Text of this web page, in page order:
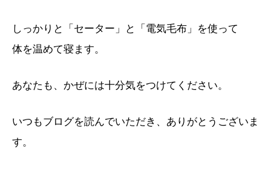
しっかりと「セーター」と「電気毛布」を使って
体を温めて寝ます。
あなたも、かぜには十分気をつけてください。
いつもブログを読んでいただき、ありがとうございま
す。